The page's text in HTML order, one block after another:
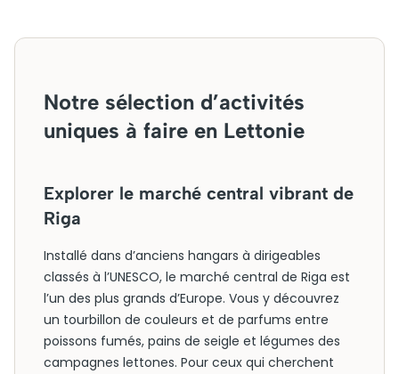
Notre sélection d’activités
uniques à faire en Lettonie
Explorer le marché central vibrant de
Riga
Installé dans d’anciens hangars à dirigeables
classés à l’UNESCO, le marché central de Riga est
l’un des plus grands d’Europe. Vous y découvrez
un tourbillon de couleurs et de parfums entre
poissons fumés, pains de seigle et légumes des
campagnes lettones. Pour ceux qui cherchent